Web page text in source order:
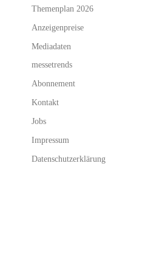
Themenplan 2026
Anzeigenpreise
Mediadaten
messetrends
Abonnement
Kontakt
Jobs
Impressum
Datenschutzerklärung